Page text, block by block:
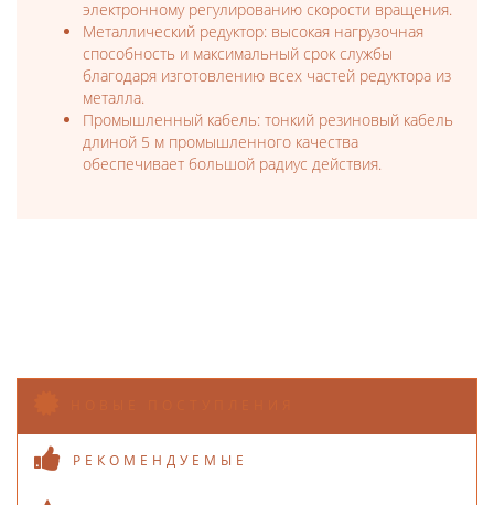
электронному регулированию скорости вращения.
Металлический редуктор: высокая нагрузочная
способность и максимальный срок службы
благодаря изготовлению всех частей редуктора из
металла.
Промышленный кабель: тонкий резиновый кабель
длиной 5 м промышленного качества
обеспечивает большой радиус действия.
РЕКОМЕНДУЕМЫЕ